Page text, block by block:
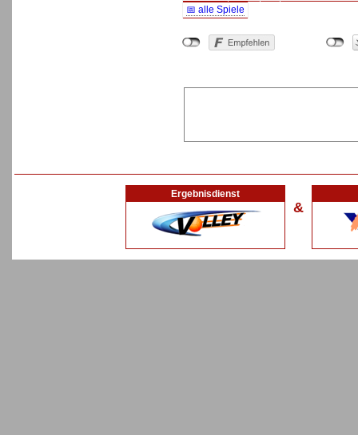
📅 alle Spiele
Ergebnisdienst
&